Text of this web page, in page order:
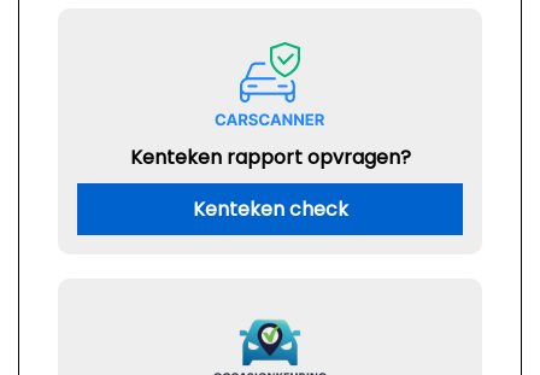
Kenteken rapport opvragen?
Kenteken check